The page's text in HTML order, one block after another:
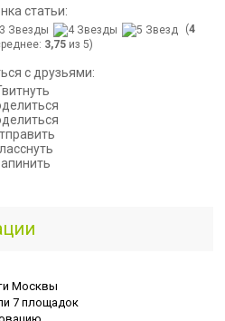
статьи:
(4
3,75из 5)
с друзьями: